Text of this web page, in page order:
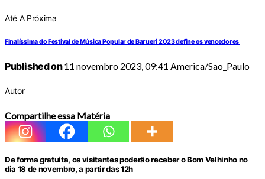
Até A Próxima
Finalíssima do Festival de Música Popular de Barueri 2023 define os vencedores
Published on11 novembro 2023, 09:41 America/Sao_Paulo
Autor
Compartilhe essa Matéria
De forma gratuita, os visitantes poderão receber o Bom Velhinho no
dia 18 de novembro, a partir das 12h